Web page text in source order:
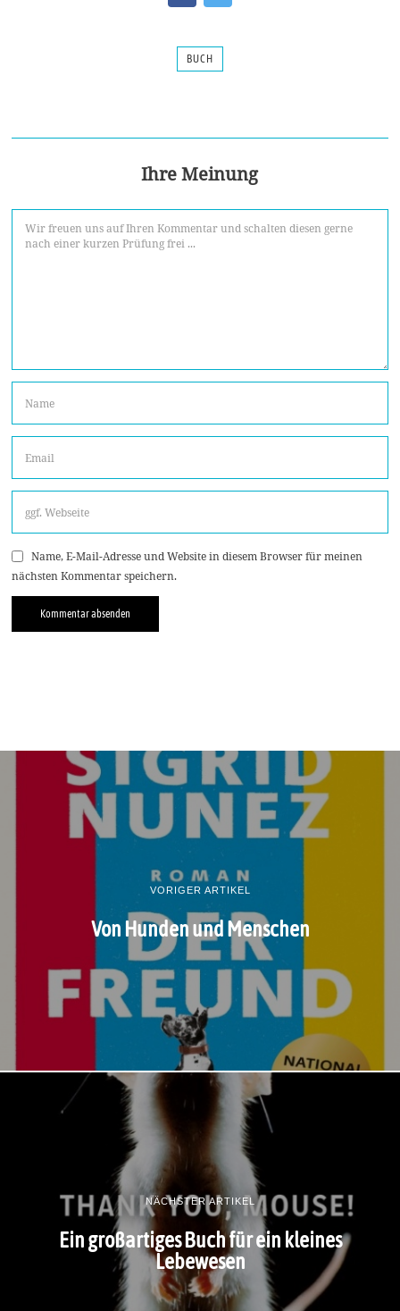
BUCH
Ihre Meinung
Name, E-Mail-Adresse und Website in diesem Browser für meinen
nächsten Kommentar speichern.
VORIGER ARTIKEL
Von Hunden und Menschen
NÄCHSTER ARTIKEL
Ein großartiges Buch für ein kleines
Lebewesen